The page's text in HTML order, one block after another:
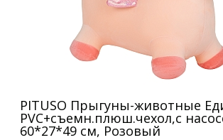
PITUSO Прыгуны-животные
PVC+съемн.плюш.чехол,с
60*27*49 см, Розовый